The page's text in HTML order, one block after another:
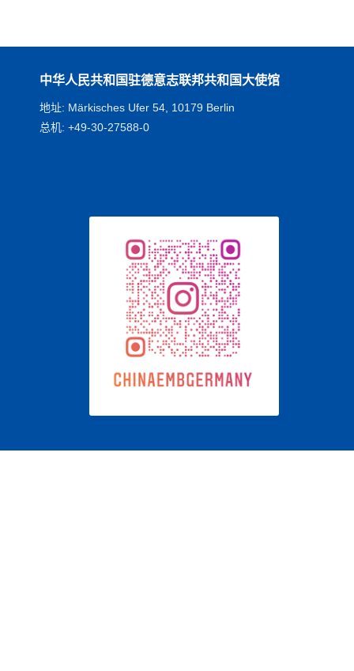
中华人民共和国驻德意志联邦共和国大使馆
地址: Märkisches Ufer 54, 10179 Berlin
总机: +49-30-27588-0